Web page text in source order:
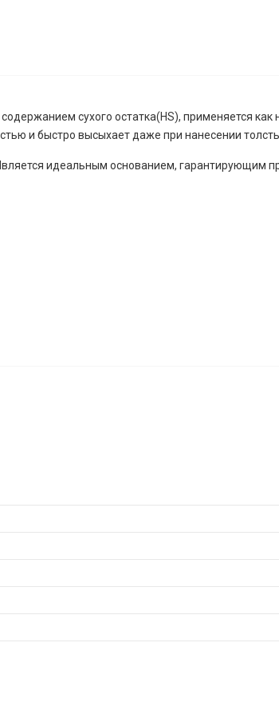
сухого остатка(HS), применяется
и быстро высыхает даже при нанесении
идеальным основанием, гарантирующим